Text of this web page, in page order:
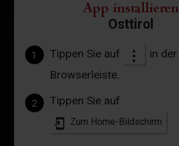
App installieren
Osttirol
1 Tippen Sie auf
in der
Browserleiste.
2 Tippen Sie auf
Zum Home-Bildschirm